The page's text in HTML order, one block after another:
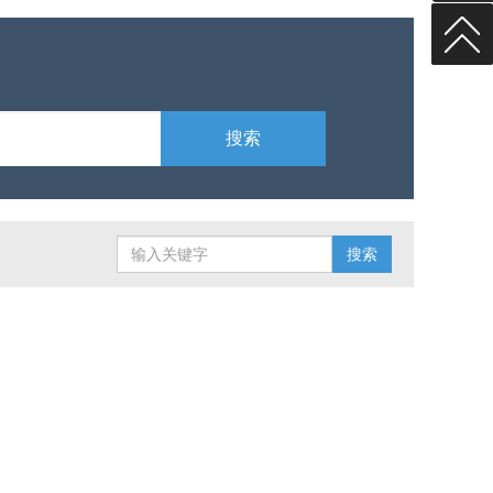
搜索
搜索